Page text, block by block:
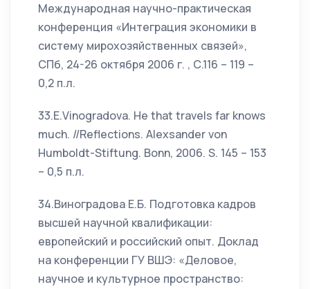
Международная научно-практическая
конференция «Интеграция экономики в
систему мирохозяйственных связей»,
СПб, 24-26 октября 2006 г. , С.116 – 119 –
0,2 п.л.
33.E.Vinogradova. He that travels far knows
much. //Reflections. Alexsander von
Humboldt-Stiftung. Bonn, 2006. S. 145 – 153
– 0,5 п.л.
34.Виноградова Е.Б. Подготовка кадров
высшей научной квалификации:
европейский и российский опыт. Доклад
на конференции ГУ ВШЭ: «Деловое,
научное и культурное пространство: